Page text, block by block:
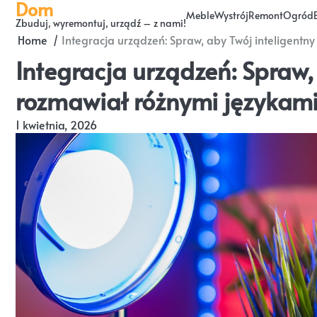
Skip
content
Dom
Zbuduj, wyremontuj, urządź – z nami!
MebleWystrójRemontOgród
Home Integracja urządzeń: Spraw, aby Twój
Integracja urządzeń:
rozmawiał różnymi
1 kwietnia, 2026